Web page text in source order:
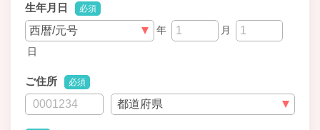
生年月日 必須
年
月
日
ご住所 必須